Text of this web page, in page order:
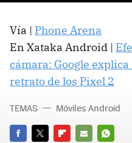
Vía | Phone Arena
En Xataka Android |
cámara: Google
retrato de los Pixel 2
TEMAS Móviles Android